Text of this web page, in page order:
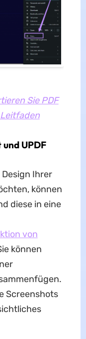
Sie PDF
UPDF
Ihrer
können
diese in eine
von
können
Screenshots